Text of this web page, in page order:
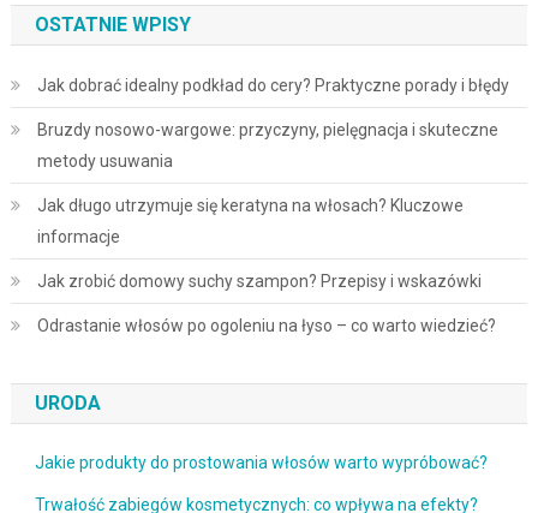
OSTATNIE WPISY
Jak dobrać idealny podkład do cery? Praktyczne porady i błędy
Bruzdy nosowo-wargowe: przyczyny, pielęgnacja i skuteczne
metody usuwania
Jak długo utrzymuje się keratyna na włosach? Kluczowe
informacje
Jak zrobić domowy suchy szampon? Przepisy i wskazówki
Odrastanie włosów po ogoleniu na łyso – co warto wiedzieć?
URODA
Jakie produkty do prostowania włosów warto wypróbować?
Trwałość zabiegów kosmetycznych: co wpływa na efekty?